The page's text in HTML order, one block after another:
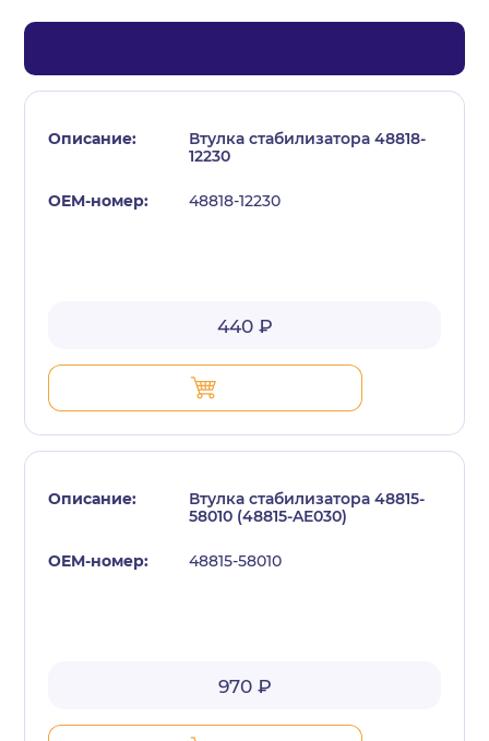
Втулка стабилизатора 48818-
12230
48818-12230
440 ₽
Втулка стабилизатора 48815-
58010 (48815-AE030)
48815-58010
970 ₽